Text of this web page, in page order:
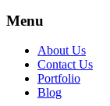
Menu
About Us
Contact Us
Portfolio
Blog